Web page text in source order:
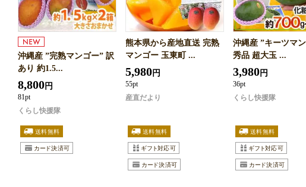
沖縄産 ”完熟マンゴー” 訳
あり 約1.5...
8,800円
81pt
くらし快援隊
熊本県から産地直送 完熟
マンゴー 玉東町 ...
5,980円
55pt
産直だより
沖縄産 ”キーツマ
秀品 超大玉 ...
3,980円
36pt
くらし快援隊